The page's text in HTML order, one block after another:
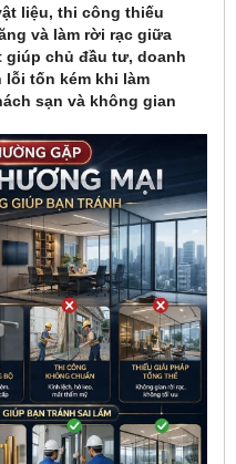
liệu, thi công thiếu
và làm rời rạc giữa
giúp chủ đầu tư, doanh
tốn kém khi làm
sạn và không gian